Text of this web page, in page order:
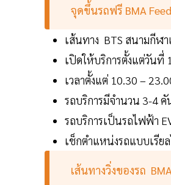
จุดขึ้นรถฟรี BMA
เส้นทาง BTS สนามกีฬ
เปิดให้บริการตั้งแต่วันที่
เวลาตั้งแต่ 10.30 –
รถบริการมีจำนวน 3-4
รถบริการเป็นรถไฟฟ้า
เช็กตำแหน่งรถแบบเรีย
เส้นทางวิ่งของรถ